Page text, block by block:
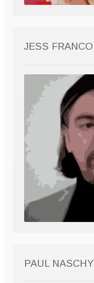
JESS FRANCO
PAUL NASCHY